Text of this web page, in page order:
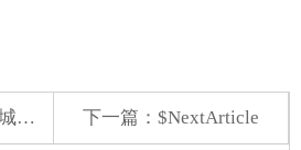
解析 下一篇：$NextArticle